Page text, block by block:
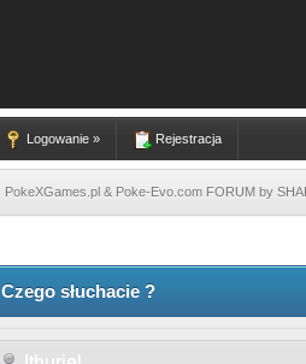
Logowanie » Rejestracja
PokeXGames.pl & Poke-Evo.com FORUM by
Czego słuchacie ?